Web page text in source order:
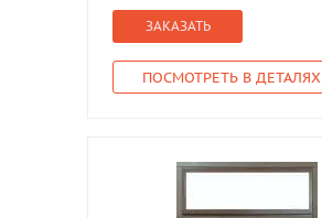
ЗАКАЗАТЬ
ПОСМОТРЕТЬ В ДЕТАЛЯХ